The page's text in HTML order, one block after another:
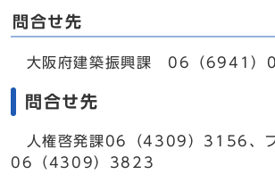
問合せ先
大阪府建築振興課 06（6941）
問合せ先
人権啓発課06（4309）3156、フ
06（4309）3823